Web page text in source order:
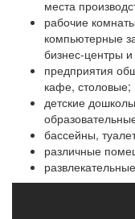
места
рабочие
компьютерные
бизнес-центры
предприятия
кафе, столовые;
детские
бассейны,
различные